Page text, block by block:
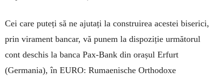
Cei care puteți să ne ajutați la construirea acestei biserici,
prin virament bancar, vă punem la dispoziție următorul
cont deschis la banca Pax-Bank din orașul Erfurt
(Germania), în EURO: Rumaenische Orthodoxe